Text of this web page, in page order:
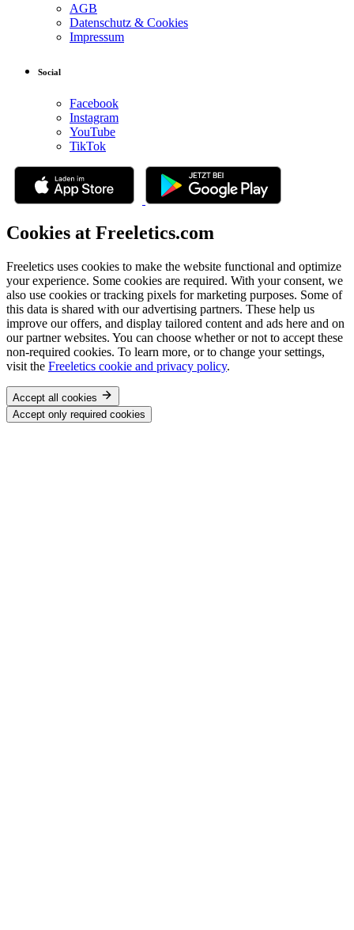
AGB
Datenschutz & Cookies
Impressum
Social
Facebook
Instagram
YouTube
TikTok
Cookies at Freeletics.com
Freeletics uses cookies to make the website functional and optimize
your experience. Some cookies are required. With your consent, we
also use cookies or tracking pixels for marketing purposes. Some of
this data is shared with our advertising partners. These help us
improve our offers, and display tailored content and ads here and on
our partner websites. You can choose whether or not to accept these
non-required cookies. To learn more, or to change your settings,
visit the Freeletics cookie and privacy policy.
Accept all cookies
Accept only required cookies